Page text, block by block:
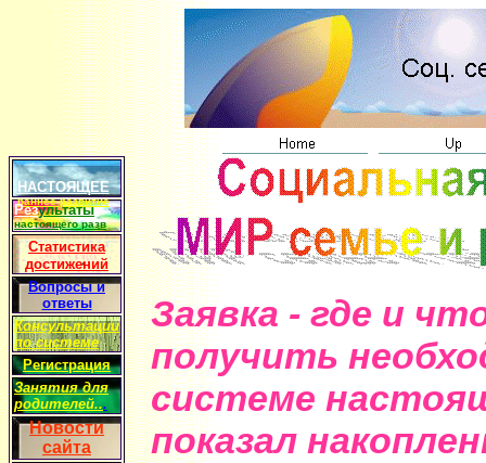
НАСТОЯЩЕЕ
раннееразвитие
Результаты
настоящего разв
Статистика
достижений
Вопросы и
ответы
Консультации
по системе
Регистрация
Занятия для
родителей...
Новости
сайта
Заявка - где и
получить
системе
показал